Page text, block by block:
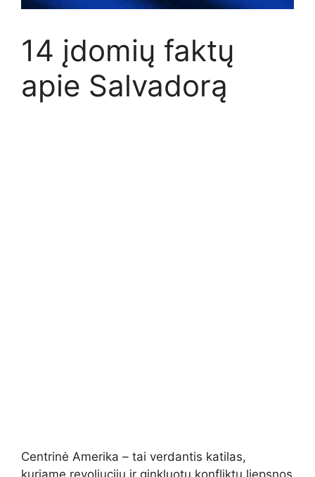
14 įdomių faktų
apie Salvadorą
Centrinė Amerika – tai verdantis katilas,